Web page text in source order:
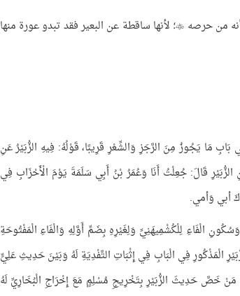
من حرصه ؛ لأنها ساقطة عن البعير فقد تبدو عورة منها
مَا يَجُوزُ مِنَ الرَّجَزِ وَالشِّعْرِ قَرِيبًا، قَوْلُهُ: فِيهِ الزُّبَيْرُ عَنِ
قَالَ: جُعِلْتُ أَنَا وَعُمَرُ بْنُ أَبِي سَلَمَةَ يَوْمَ الْأَحْزَابِ فِي
أبي وَأمي.
الْفَاءِ لِلْكُشْمِيهَنِيِّ وَلِغَيْرِهِ بِضَمِّ أَوَّلِهِ وَالْفَاءِ الْمَفْتُوحَةِ
الْمَذْكُورِ فِي الْبَابِ فِي إِثْبَاتِ التَّفْدِيَةِ لَهُ وَبَيْنَ حَدِيثِ عَلِيٍّ
خَصَّ حَدِيثَ الزُّبَيْرِ بِتَخْرِيجِ مُسْلِمٍ مَعَ إِخْرَاجِ الْبُخَارِيِّ لَهُ